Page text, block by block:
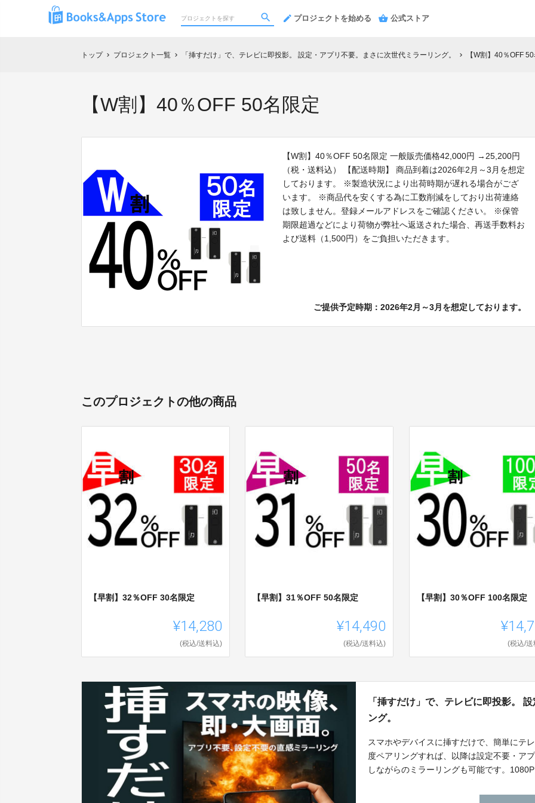
プロジェクトを始める 公式ストア
トップ chevron_right プロジェクト一覧 chevron_right 「挿すだけ」で、テレビに即投影。 設定・アプリ不要。まさに次世代ミラーリング。 chevron_right 【W割】40％OFF
【W割】40％OFF 50名限定
【W割】40％OFF 50名限定 一般販売価格42,000円 →25,200円
（税・送料込） 【配送時期】 商品到着は2026年2月～3月を想定
しております。 ※製造状況により出荷時期が遅れる場合がござ
います。 ※商品代を安くする為に工数削減をしており出荷連絡
は致しません。登録メールアドレスをご確認ください。 ※保管
期限超過などにより荷物が弊社へ返送された場合、再送手数料お
よび送料（1,500円）をご負担いただきます。
ご提供予定時期：2026年2月～3月を想定しております。
このプロジェクトの他の商品
【早割】32％OFF 30名限定
¥14,280
(税込/送料込)
【早割】31％OFF 50名限定
¥14,490
(税込/送料込)
【早割】30％OFF 100名限定
(税込/送
「挿すだけ」で、テレビに即投影。
ング。
スマホやデバイスに挿すだけで、簡単にテ
度ペアリングすれば、以降は設定不要・ア
しながらのミラーリングも可能です。
画や動画もくっきり鮮明に楽しめます。